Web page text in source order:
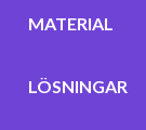
MATERIAL
LÖSNINGAR